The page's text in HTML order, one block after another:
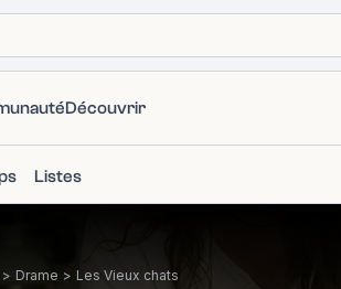
Découvrir
Listes
> Drame > Les Vieux chats